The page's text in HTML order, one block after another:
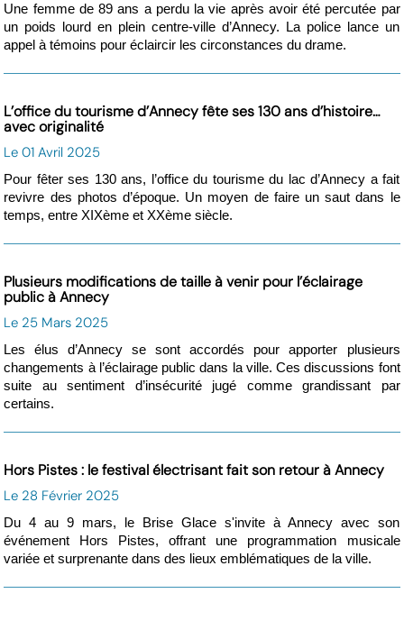
Une femme de 89 ans a perdu la vie après avoir été percutée par
un poids lourd en plein centre-ville d’Annecy. La police lance un
appel à témoins pour éclaircir les circonstances du drame.
L’office du tourisme d’Annecy fête ses 130 ans d’histoire…
avec originalité
Le 01 Avril 2025
Pour fêter ses 130 ans, l’office du tourisme du lac d’Annecy a fait
revivre des photos d’époque. Un moyen de faire un saut dans le
temps, entre XIXème et XXème siècle.
Plusieurs modifications de taille à venir pour l’éclairage
public à Annecy
Le 25 Mars 2025
Les élus d’Annecy se sont accordés pour apporter plusieurs
changements à l’éclairage public dans la ville. Ces discussions font
suite au sentiment d’insécurité jugé comme grandissant par
certains.
Hors Pistes : le festival électrisant fait son retour à Annecy
Le 28 Février 2025
Du 4 au 9 mars, le Brise Glace s'invite à Annecy avec son
événement Hors Pistes, offrant une programmation musicale
variée et surprenante dans des lieux emblématiques de la ville.